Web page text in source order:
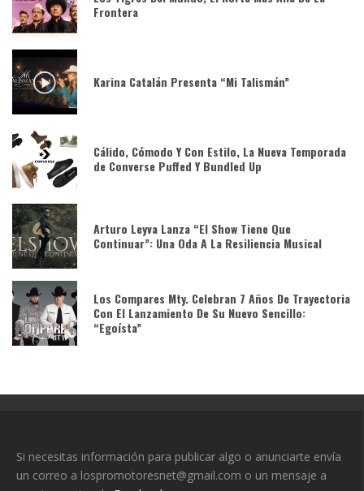
Frontera
Karina Catalán Presenta “Mi Talismán”
Cálido, Cómodo Y Con Estilo, La Nueva Temporada
de Converse Puffed Y Bundled Up
Arturo Leyva Lanza “El Show Tiene Que
Continuar”: Una Oda A La Resiliencia Musical
Los Compares Mty. Celebran 7 Años De Trayectoria
Con El Lanzamiento De Su Nuevo Sencillo:
“Egoísta”
Si necesitas información para publicar algo o anunciarte envía
un correo a lospromotoresnet@gmail.com o un mensaje a